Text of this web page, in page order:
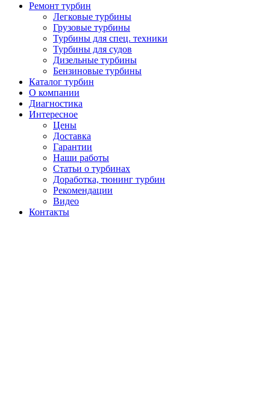
Ремонт турбин
Легковые турбины
Грузовые турбины
Турбины для спец. техники
Турбины для судов
Дизельные турбины
Бензиновые турбины
Каталог турбин
О компании
Диагностика
Интересное
Цены
Доставка
Гарантии
Наши работы
Статьи о турбинах
Доработка, тюнинг турбин
Рекомендации
Видео
Контакты